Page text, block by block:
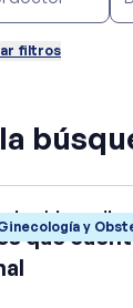
filtros
y
que